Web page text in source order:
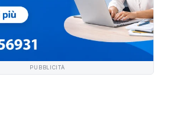
PUBBLICITÀ